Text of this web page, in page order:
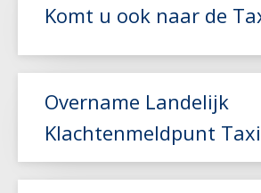
Lees meer
Komt u ook naar de
Overname Landelijk
Klachtenmeldpunt